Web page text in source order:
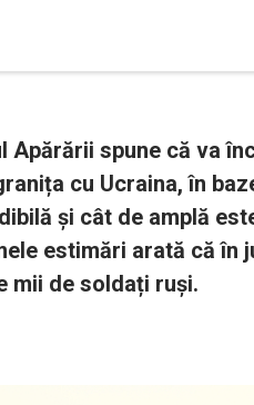
Apărării spune că va
cu Ucraina, în
și cât de amplă
estimări arată că în
mii de soldați ruși.